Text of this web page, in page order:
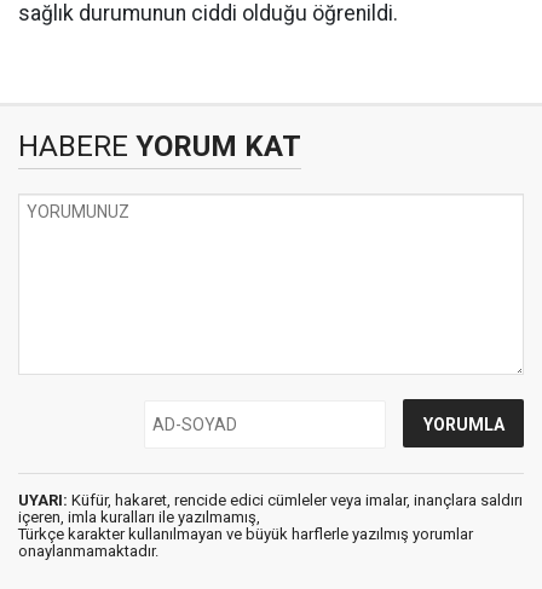
sağlık durumunun ciddi olduğu öğrenildi.
HABERE YORUM KAT
UYARI: Küfür, hakaret, rencide edici cümleler veya imalar, inançlara saldırı
içeren, imla kuralları ile yazılmamış,
Türkçe karakter kullanılmayan ve büyük harflerle yazılmış yorumlar
onaylanmamaktadır.